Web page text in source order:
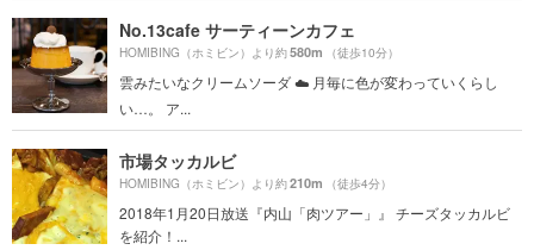
No.13cafe サーティーンカフェ
HOMIBING（ホミビン）より約580m （徒歩10分）
雲みたいなクリームソーダ︎ ☁️ 月毎に色が変わっていくらし
い…。 ア...
市場タッカルビ
HOMIBING（ホミビン）より約210m （徒歩4分）
2018年1月20日放送『内山「肉ツアー」』 チーズタッカルビ
を紹介！...